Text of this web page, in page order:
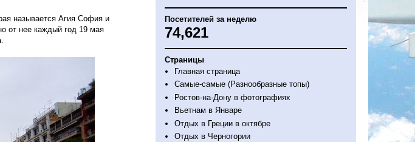
называется Агия София и
от нее каждый год 19 мая
Посетителей за неделю
74,621
Страницы
Главная страница
Самые-самые (Разнообразные топы)
Ростов-на-Дону в фотографиях
Вьетнам в Январе
Отдых в Греции в октябре
Отдых в Черногории